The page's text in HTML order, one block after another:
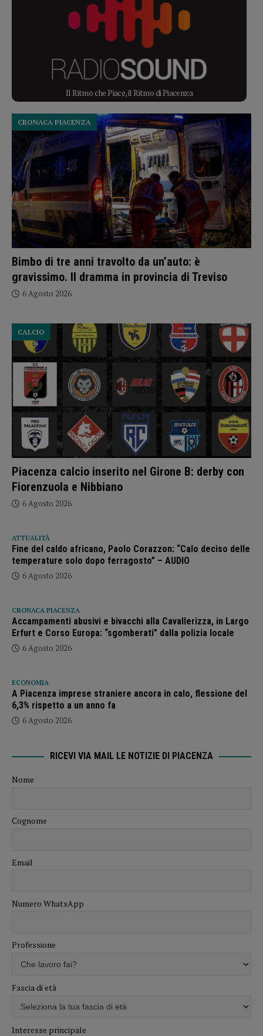
Il Ritmo che Piace, il Ritmo di Piacenza
Bimbo di tre anni travolto da un’auto: è
gravissimo. Il dramma in provincia di Treviso
CRONACA PIACENZA
6 Agosto 2026
Piacenza calcio inserito nel Girone B: derby con
Fiorenzuola e Nibbiano
CALCIO
6 Agosto 2026
ATTUALITÀ
Fine del caldo africano, Paolo Corazzon: “Calo deciso delle
temperature solo dopo ferragosto” – AUDIO
6 Agosto 2026
CRONACA PIACENZA
Accampamenti abusivi e bivacchi alla Cavallerizza, in Largo
Erfurt e Corso Europa: “sgomberati” dalla polizia locale
6 Agosto 2026
ECONOMIA
A Piacenza imprese straniere ancora in calo, flessione del
6,3% rispetto a un anno fa
6 Agosto 2026
RICEVI VIA MAIL LE NOTIZIE DI PIACENZA
Nome
Cognome
Email
Numero WhatsApp
Professione
Fascia di età
Interesse principale